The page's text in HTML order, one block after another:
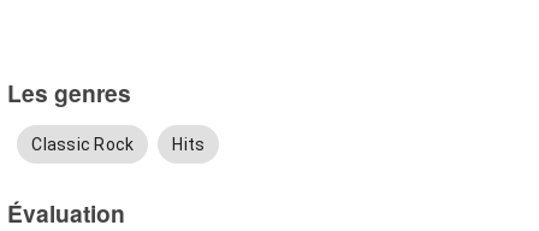
Les genres
Classic Rock Hits
Évaluation